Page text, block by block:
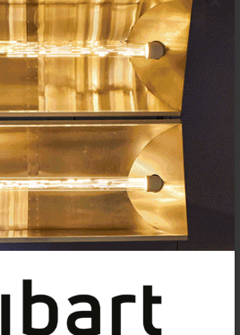
a la newsletter
residencias
o evento